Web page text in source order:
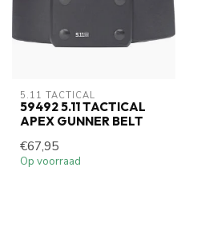
5.11 TACTICAL
59492 5.11 TACTICAL
APEX GUNNER BELT
€67,95
Op voorraad